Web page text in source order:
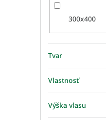
300x400
Tvar
Vlastnosť
Výška vlasu